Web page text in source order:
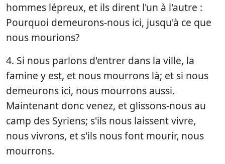
hommes lépreux, et ils dirent l'un à l'autre :
Pourquoi demeurons-nous ici, jusqu'à ce que
nous mourions?
4. Si nous parlons d'entrer dans la ville, la
famine y est, et nous mourrons là; et si nous
demeurons ici, nous mourrons aussi.
Maintenant donc venez, et glissons-nous au
camp des Syriens; s'ils nous laissent vivre,
nous vivrons, et s'ils nous font mourir, nous
mourrons.